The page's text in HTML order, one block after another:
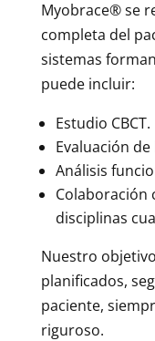
Myobrace® se
completa del
sistemas
puede incluir:
Estudio CBCT.
Evaluación de
Análisis
Colaboración
disciplinas
Nuestro
planificados,
paciente,
riguroso.